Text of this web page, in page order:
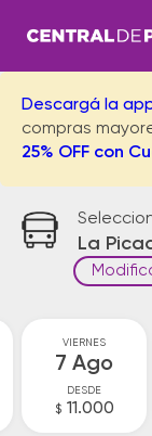
Descargá la
compras
25% OFF con
La
VIERNES
7 Ago
DESDE
$ 11.000